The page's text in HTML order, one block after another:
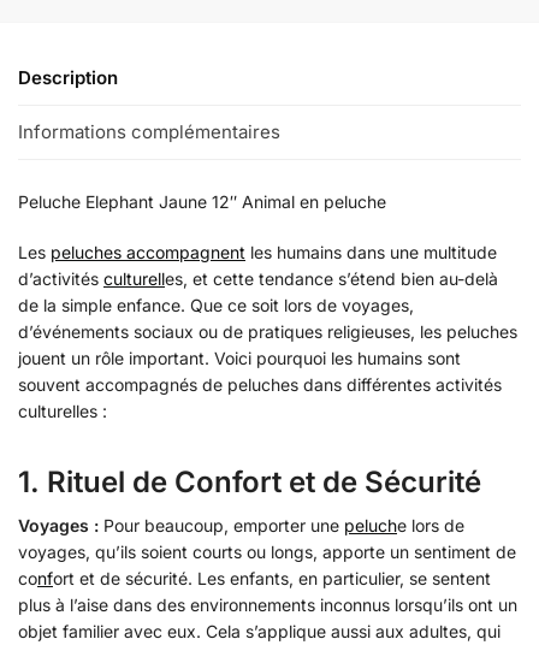
Description
Informations complémentaires
Peluche Elephant Jaune 12″ Animal en peluche
Les peluches accompagnent les humains dans une multitude
d’activités culturelles, et cette tendance s’étend bien au-delà
de la simple enfance. Que ce soit lors de voyages,
d’événements sociaux ou de pratiques religieuses, les peluches
jouent un rôle important. Voici pourquoi les humains sont
souvent accompagnés de peluches dans différentes activités
culturelles :
1. Rituel de Confort et de Sécurité
Voyages : Pour beaucoup, emporter une peluche lors de
voyages, qu’ils soient courts ou longs, apporte un sentiment de
confort et de sécurité. Les enfants, en particulier, se sentent
plus à l’aise dans des environnements inconnus lorsqu’ils ont un
objet familier avec eux. Cela s’applique aussi aux adultes, qui